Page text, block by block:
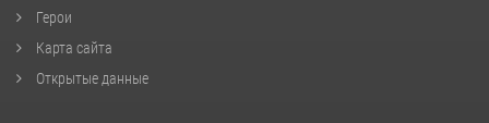
Герои
Карта сайта
Открытые данные